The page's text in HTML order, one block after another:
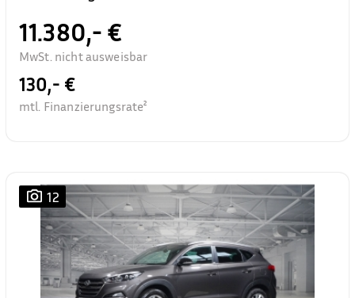
11.380,- €
MwSt. nicht ausweisbar
130,- €
mtl. Finanzierungsrate²
12